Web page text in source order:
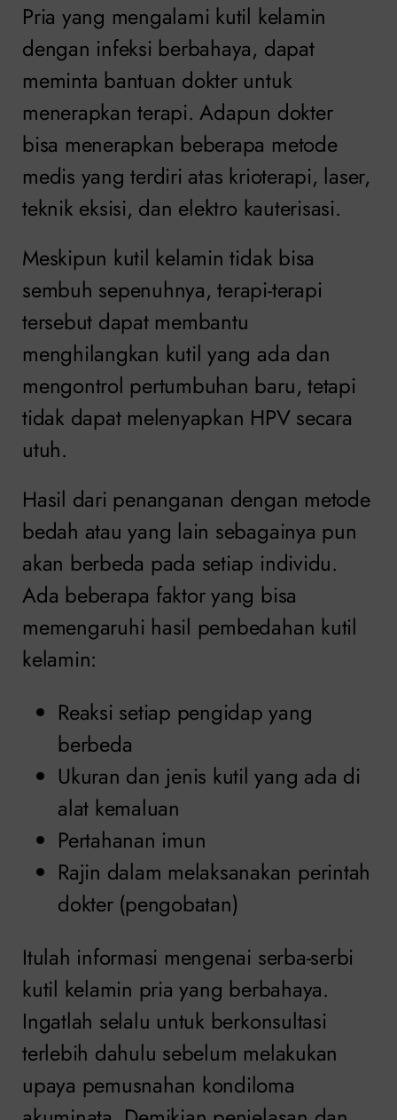
Pria yang mengalami kutil kelamin
dengan infeksi berbahaya, dapat
meminta bantuan dokter untuk
menerapkan terapi. Adapun dokter
bisa menerapkan beberapa metode
medis yang terdiri atas krioterapi, laser,
teknik eksisi, dan elektro kauterisasi.
Meskipun kutil kelamin tidak bisa
sembuh sepenuhnya, terapi-terapi
tersebut dapat membantu
menghilangkan kutil yang ada dan
mengontrol pertumbuhan baru, tetapi
tidak dapat melenyapkan HPV secara
utuh.
Hasil dari penanganan dengan metode
bedah atau yang lain sebagainya pun
akan berbeda pada setiap individu.
Ada beberapa faktor yang bisa
memengaruhi hasil pembedahan kutil
kelamin:
Reaksi setiap pengidap yang
berbeda
Ukuran dan jenis kutil yang ada di
alat kemaluan
Pertahanan imun
Rajin dalam melaksanakan perintah
dokter (pengobatan)
Itulah informasi mengenai serba-serbi
kutil kelamin pria yang berbahaya.
Ingatlah selalu untuk berkonsultasi
terlebih dahulu sebelum melakukan
upaya pemusnahan kondiloma